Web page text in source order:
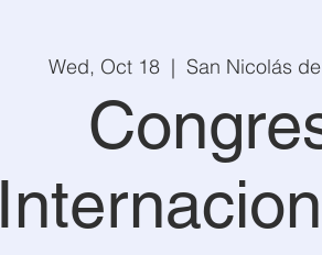
Wed, Oct 18
  |
San Nicolás